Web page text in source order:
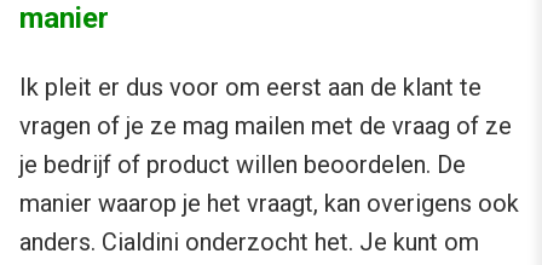
manier
Ik pleit er dus voor om eerst aan de klant te
vragen of je ze mag mailen met de vraag of ze
je bedrijf of product willen beoordelen. De
manier waarop je het vraagt, kan overigens ook
anders. Cialdini onderzocht het. Je kunt om